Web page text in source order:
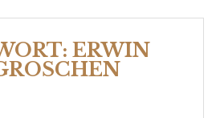
ERWIN